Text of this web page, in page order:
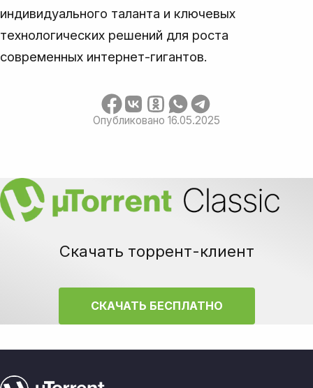
индивидуального таланта и ключевых
технологических решений для роста
современных интернет-гигантов.
Опубликовано 16.05.2025
Скачать торрент-клиент
СКАЧАТЬ БЕСПЛАТНО